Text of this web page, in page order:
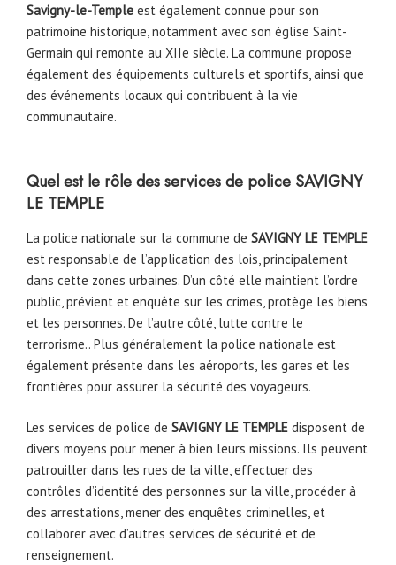
Savigny-le-Temple est également connue pour son
patrimoine historique, notamment avec son église Saint-
Germain qui remonte au XIIe siècle. La commune propose
également des équipements culturels et sportifs, ainsi que
des événements locaux qui contribuent à la vie
communautaire.
Quel est le rôle des services de police SAVIGNY
LE TEMPLE
La police nationale sur la commune de SAVIGNY LE TEMPLE
est responsable de l’application des lois, principalement
dans cette zones urbaines. D’un côté elle maintient l’ordre
public, prévient et enquête sur les crimes, protège les biens
et les personnes. De l’autre côté, lutte contre le
terrorisme.. Plus généralement la police nationale est
également présente dans les aéroports, les gares et les
frontières pour assurer la sécurité des voyageurs.
Les services de police de SAVIGNY LE TEMPLE disposent de
divers moyens pour mener à bien leurs missions. Ils peuvent
patrouiller dans les rues de la ville, effectuer des
contrôles d’identité des personnes sur la ville, procéder à
des arrestations, mener des enquêtes criminelles, et
collaborer avec d’autres services de sécurité et de
renseignement.